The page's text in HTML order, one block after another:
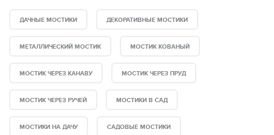
ДАЧНЫЕ МОСТИКИ ДЕКОРАТИВНЫЕ МОСТИКИ
МЕТАЛЛИЧЕСКИЙ МОСТИК МОСТИК КОВАНЫЙ
МОСТИК ЧЕРЕЗ КАНАВУ МОСТИК ЧЕРЕЗ ПРУД
МОСТИК ЧЕРЕЗ РУЧЕЙ МОСТИКИ В САД
МОСТИКИ НА ДАЧУ САДОВЫЕ МОСТИКИ